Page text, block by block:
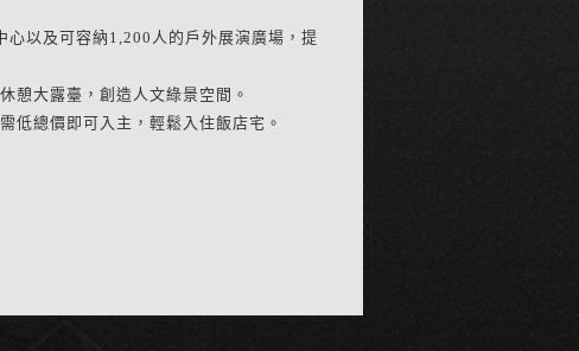
以及可容納1,200人的戶外展演廣場，提
憩大露臺，創造人文綠景空間。
低總價即可入主，輕鬆入住飯店宅。